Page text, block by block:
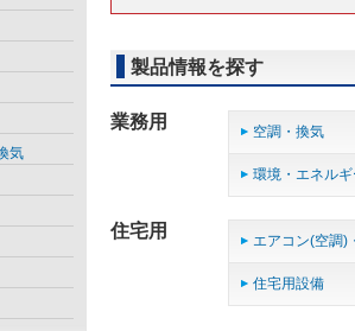
製品情報を探す
業務用 空調・換気
環境・エネル
住宅用 エアコン(空調)
住宅用設備
気